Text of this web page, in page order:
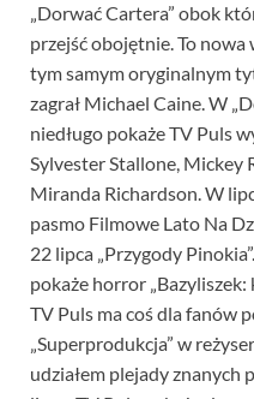
„Dorwać Cartera” obok
przejść obojętnie. To
tym samym oryginalnym
zagrał Michael Caine. W
niedługo pokaże TV Puls
Sylvester Stallone, Mickey
Miranda Richardson. W
pasmo Filmowe Lato Na
22 lipca „Przygody
pokaże horror
TV Puls ma coś dla fanów
„Superprodukcja” w
udziałem plejady znanych